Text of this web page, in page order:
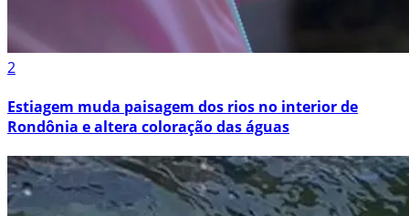
2
Estiagem muda paisagem dos rios no interior de
Rondônia e altera coloração das águas